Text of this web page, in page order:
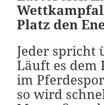
Platz den
Jeder spricht
Läuft es dem
im
so wird